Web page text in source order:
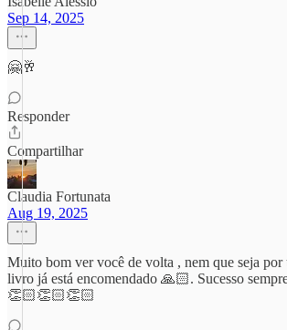
Sep 14, 2025
🤗🥂
Responder
Compartilhar
Claudia Fortunata
Aug 19, 2025
Muito bom ver você de volta , nem que seja por
livro já está encomendado 🙏🏻. Sucesso
👏🏻👏🏻👏🏻